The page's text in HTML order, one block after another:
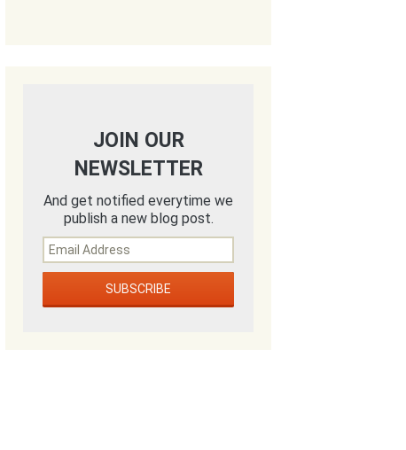
JOIN OUR
NEWSLETTER
And get notified everytime we
publish a new blog post.